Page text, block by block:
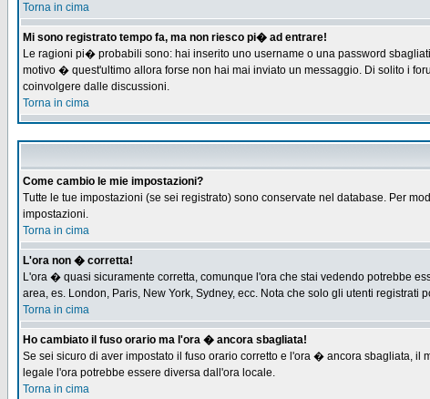
Torna in cima
Mi sono registrato tempo fa, ma non riesco pi� ad entrare!
Le ragioni pi� probabili sono: hai inserito uno username o una password
motivo � quest'ultimo allora forse non hai mai inviato un messaggio. Di solito i
coinvolgere dalle discussioni.
Torna in cima
Come cambio le mie impostazioni?
Tutte le tue impostazioni (se sei registrato) sono conservate nel database. Per
impostazioni.
Torna in cima
L'ora non � corretta!
L'ora � quasi sicuramente corretta, comunque l'ora che stai vedendo potrebbe
area, es. London, Paris, New York, Sydney, ecc. Nota che solo gli utenti registrati
Torna in cima
Ho cambiato il fuso orario ma l'ora � ancora sbagliata!
Se sei sicuro di aver impostato il fuso orario corretto e l'ora � ancora sbagliata,
legale l'ora potrebbe essere diversa dall'ora locale.
Torna in cima